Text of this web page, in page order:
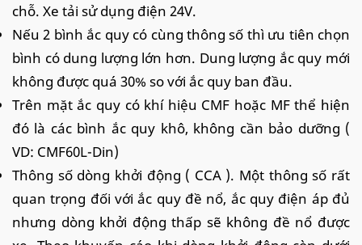
chỗ. Xe tải sử dụng điện 24V.
Nếu 2 bình ắc quy có cùng thông số thì ưu tiên chọn
bình có dung lượng lớn hơn. Dung lượng ắc quy mới
không được quá 30% so với ắc quy ban đầu.
Trên mặt ắc quy có khí hiệu CMF hoặc MF thể hiện
đó là các bình ắc quy khô, không cần bảo dưỡng (
VD: CMF60L-Din)
Thông số dòng khởi động ( CCA ). Một thông số rất
quan trọng đối với ắc quy đề nổ, ắc quy điện áp đủ
nhưng dòng khởi động thấp sẽ không đề nổ được